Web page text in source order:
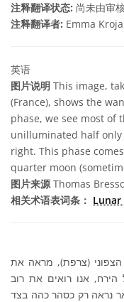
注释翻译状态: 尚未由审
注释翻译者: Emma
英语
图片说明 This image,
(France), shows the
phase, we see most
unilluminated half only
right. This phase
quarter moon
图片来源Thomas
相关术语表词条： Lunar
הצפוני (צרפת), מראה את
אנו רואים את רוב
נראה רק כסהר כהה בצד